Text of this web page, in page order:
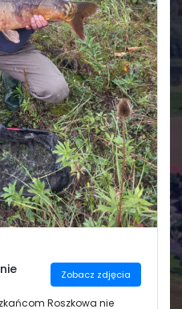
Zobacz zdjęcia
Roszkowa nie